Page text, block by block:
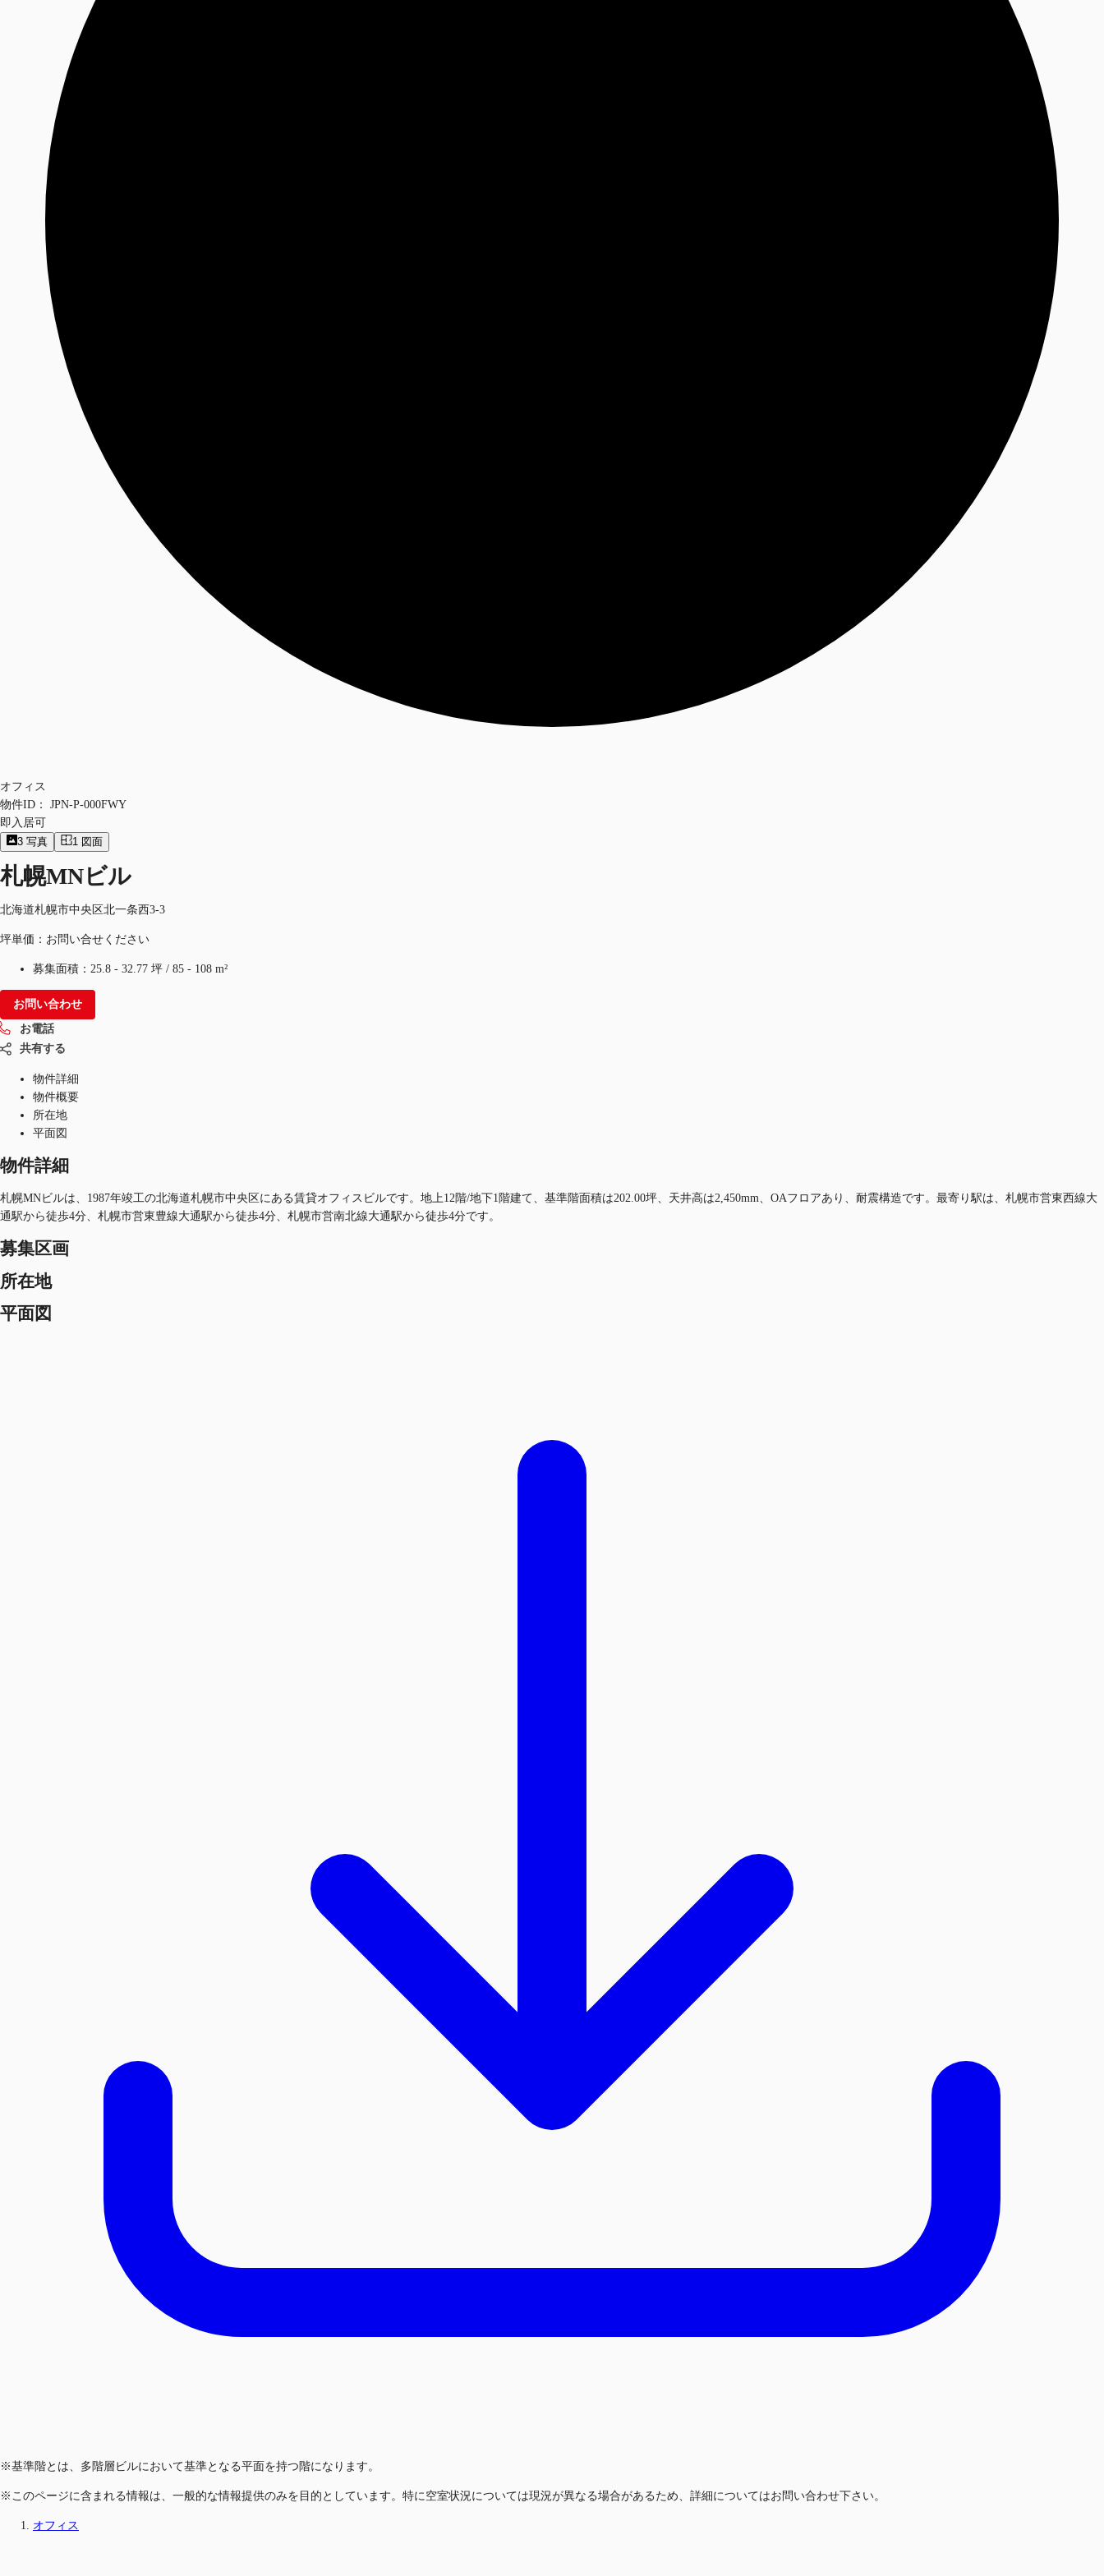
オフィス
物件ID：
JPN-P-000FWY
即入居可
3 写真 1 図面
札幌MNビル
北海道札幌市中央区北一条西3-3
坪単価：お問い合せください
募集面積： 25.8 - 32.77 坪 / 85 - 108 m²
お問い合わせ
お電話
共有する
物件詳細
物件概要
所在地
平面図
物件詳細
札幌MNビルは、1987年竣工の北海道札幌市中央区にある賃貸オフィスビルです。地上12階/地下1階建て、基準階面積は202.00坪、天井高は2,450mm、OAフロアあり、耐震構造です。最寄り駅は、札幌市営東西線大
通駅から徒歩4分、札幌市営東豊線大通駅から徒歩4分、札幌市営南北線大通駅から徒歩4分です。
募集区画
所在地
平面図
※基準階とは、多階層ビルにおいて基準となる平面を持つ階になります。
※このページに含まれる情報は、一般的な情報提供のみを目的としています。特に空室状況については現況が異なる場合があるため、詳細についてはお問い合わせ下さい。
オフィス